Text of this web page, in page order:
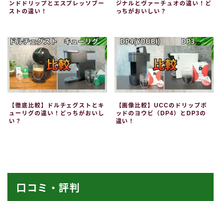
ンドドリップとエスプレッソブー
ストの違い！
ジナルとヴァーチュオの違い！ど
っちがおいしい？
【徹底比較】ドルチェグストとキ
ューリグの違い！どっちがおいし
い？
【画像比較】UCCのドリップポ
ッドのヨウビ（DP4）とDP3の
違い！
口コミ・評判